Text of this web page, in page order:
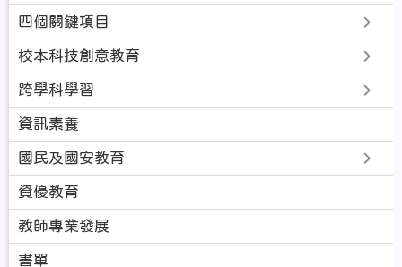
四個關鍵項目
校本科技創意教育
跨學科學習
資訊素養
國民及國安教育
資優教育
教師專業發展
書單